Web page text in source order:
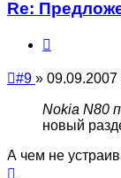
Re:
Непрочитанное
#9 » 09.09.2007
Nokia N80
новый
А чем не